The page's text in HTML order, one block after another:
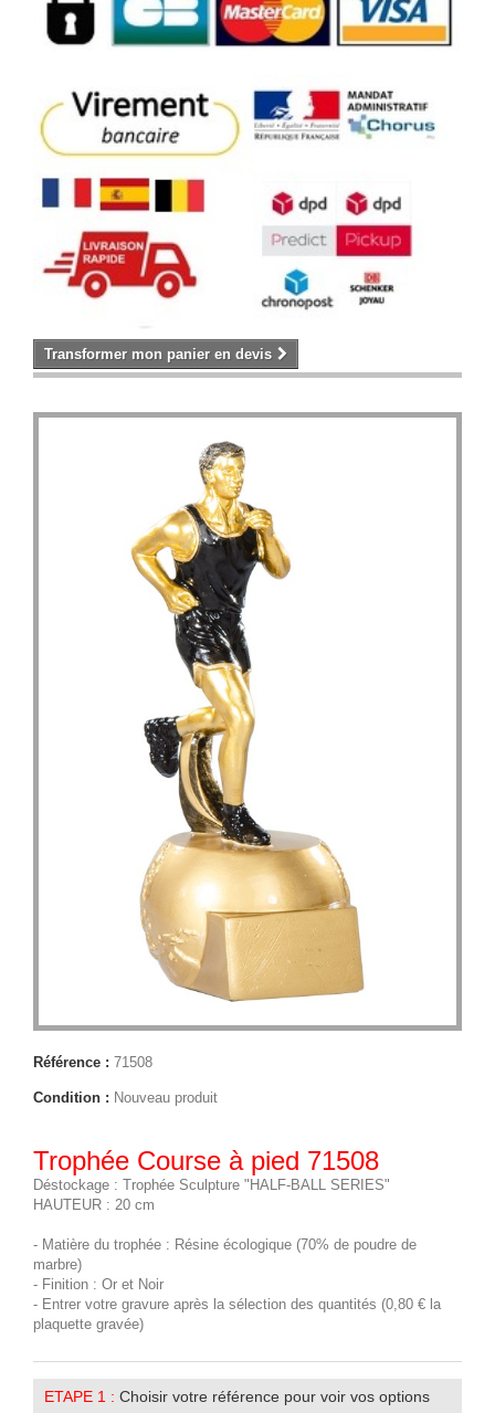
Transformer mon panier en devis
Référence : 71508
Condition : Nouveau produit
Trophée Course à pied 71508
Déstockage : Trophée Sculpture "HALF-BALL SERIES"
HAUTEUR : 20 cm
- Matière du trophée : Résine écologique (70% de poudre de
marbre)
- Finition : Or et Noir
- Entrer votre gravure après la sélection des quantités (0,80 € la
plaquette gravée)
ETAPE 1 : Choisir votre référence pour voir vos options